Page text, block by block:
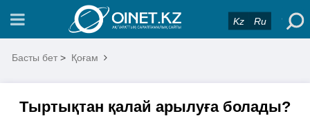
Kz Ru
Басты бет > Қоғам
Тыртықтан қалай арылуға болады?